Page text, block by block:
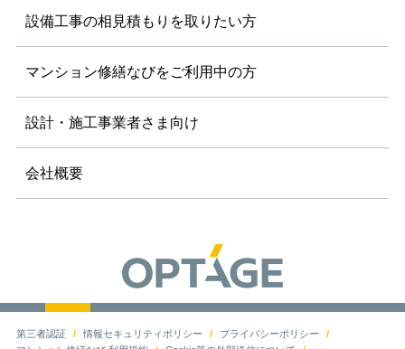
設備工事の相見積もりを取りたい方
マンション修繕なびをご利用中の方
設計・施工事業者さま向け
会社概要
第三者認証 情報セキュリティポリシー
プライバシーポリシー